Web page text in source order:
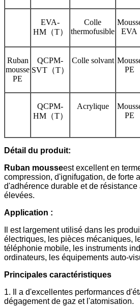
EVA-
HM（T）
Colle
thermofusible
EVA
Ruban
mousse
PE
QCPM-
SVT（T）
Colle solvant
PE
QCPM-
HM（T）
Acrylique
PE
Détail du produit:
Ruban mousseest excellent en
compression, d'ignifugation, de forte
d'adhérence durable et de résistance
élevées.
Application :
Il est largement utilisé dans les
électriques, les pièces mécaniques,
téléphonie mobile, les instruments
ordinateurs, les équipements auto-
Principales caractéristiques
1. Il a d'excellentes performances
dégagement de gaz et l'atomisation.